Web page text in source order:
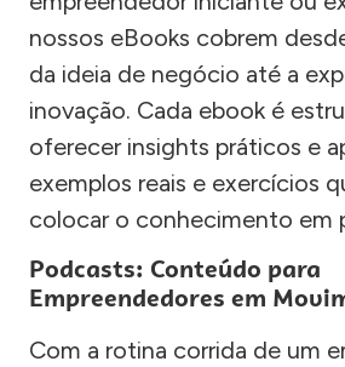
nossos eBooks cobrem
da ideia de negócio até a
inovação. Cada ebook é
oferecer insights práticos e
exemplos reais e exercícios
colocar o conhecimento em
Podcasts: Conteúdo para
Empreendedores em
Com a rotina corrida de um